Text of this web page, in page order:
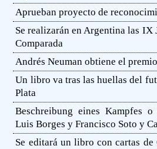
Aprueban proyecto de
Se realizarán en Argentina las IX
Comparada
Andrés Neuman obtiene el
Un libro va tras las huellas del
Plata
Beschreibung eines Kampfes
Luis Borges y Francisco Soto y
Se editará un libro con cartas